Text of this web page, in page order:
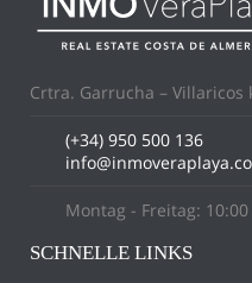
Crtra. Garrucha – Villaricos
(+34) 950 500 136
Montag - Freitag:
SCHNELLE LINKS